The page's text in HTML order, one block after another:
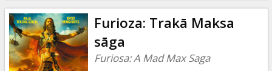
Furioza: Trakā Maksa
sāga
Furiosa: A Mad Max Saga